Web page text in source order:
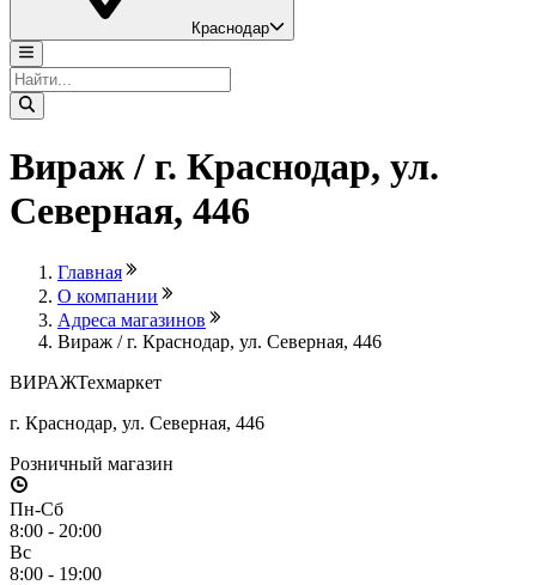
Краснодар
Вираж / г. Краснодар, ул.
Северная, 446
Главная
О компании
Адреса магазинов
Вираж / г. Краснодар, ул. Северная, 446
ВИРАЖТехмаркет
г. Краснодар, ул. Северная, 446
Розничный магазин
Пн-Сб
8:00 - 20:00
Вс
8:00 - 19:00